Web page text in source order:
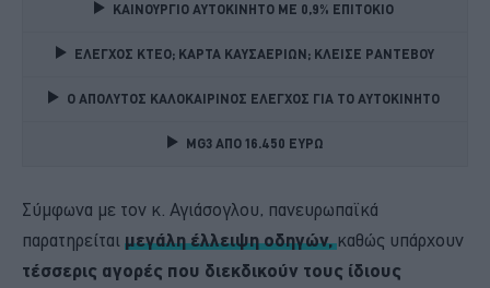
ΚΑΙΝΟΥΡΓΙΟ ΑΥΤΟΚΙΝΗΤΟ ΜΕ 0,9% ΕΠΙΤΟΚΙΟ
ΕΛΕΓΧΟΣ ΚΤΕΟ; ΚΑΡΤΑ ΚΑΥΣΑΕΡΙΩΝ; ΚΛΕΙΣΕ ΡΑΝΤΕΒΟΥ
Ο ΑΠΟΛΥΤΟΣ ΚΑΛΟΚΑΙΡΙΝΟΣ ΕΛΕΓΧΟΣ ΓΙΑ ΤΟ ΑΥΤΟΚΙΝΗΤΟ
MG3 ΑΠΟ 16.450 ΕΥΡΩ
Σύμφωνα με τον κ. Αγιάσογλου, πανευρωπαϊκά
παρατηρείται μεγάλη έλλειψη οδηγών,καθώς υπάρχουν
τέσσερις αγορές που διεκδικούν τους ίδιους